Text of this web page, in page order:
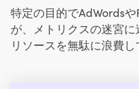
特定の目的でAdWords
が、メトリクスの迷宮
リソースを無駄に浪費し